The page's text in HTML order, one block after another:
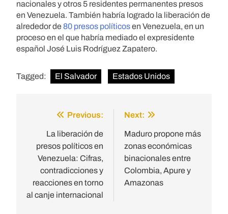
nacionales y otros 5 residentes permanentes presos
en Venezuela. También habría logrado la liberación de
alrededor de 80 presos políticosen Venezuela, en un
proceso en el que habría mediado el expresidente
español José Luis Rodríguez Zapatero.
Tagged: El Salvador Estados Unidos
navigation
Previous:
La liberación de
presos políticos en
Venezuela: Cifras,
contradicciones y
reacciones en torno
al canje internacional
Next:
Maduro propone más
zonas económicas
binacionales entre
Colombia, Apure y
Amazonas